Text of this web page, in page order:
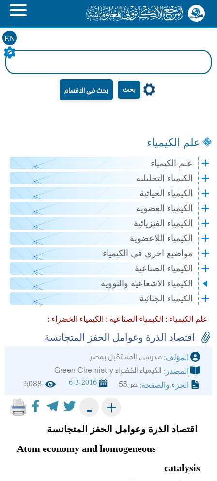
EN
بحث
علم الكيمياء
علم الكيمياء
الكيمياء التحليلية
الكيمياء الحياتية
الكيمياء العضوية
الكيمياء الفيزيائية
الكيمياء اللاعضوية
مواضيع اخرى في الكيمياء
الكيمياء الصناعية
الكيمياء الاشعاعية والنووية
الكيمياء الجنائية
علم الكيمياء : الكيمياء الصناعية : الكيمياء الخضراء :
اقتصاد الذرة وعوامل الحفز المتجانسة
المؤلف: مدرسى المستقبل بمصر
المصدر: الكيمياء الخضراء Green Chemistry
الجزء والصفحة: ص55 6-3-2016
5088
+
-
اقتصاد الذرة وعوامل الحفز المتجانسة
Atom economy and homogeneous
catalysis